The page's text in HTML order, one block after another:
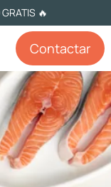
🔥
Contactar